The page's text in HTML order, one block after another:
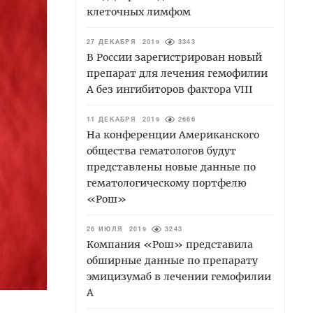
клеточных лимфом
27 ДЕКАБРЯ 2019 3343
В России зарегистрирован новый
препарат для лечения гемофилии
А без ингибиторов фактора VIII
11 ДЕКАБРЯ 2019 2666
На конференции Американского
общества гематологов будут
представлены новые данные по
гематологическому портфелю
«Рош»
26 ИЮЛЯ 2019 3243
Компания «Рош» представила
обширные данные по препарату
эмицизумаб в лечении гемофилии
А